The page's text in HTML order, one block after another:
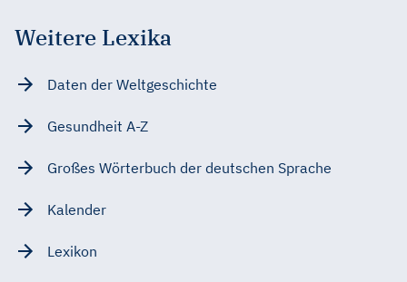
Weitere Lexika
Daten der Weltgeschichte
Gesundheit A-Z
Großes Wörterbuch der deutschen Sprache
Kalender
Lexikon